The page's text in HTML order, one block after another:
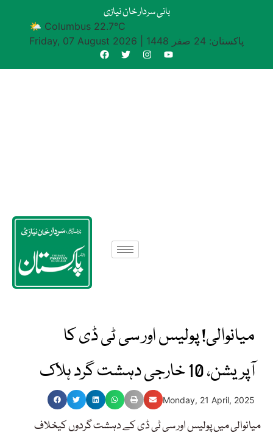
بانی سردار خان نیازی
🌤 Columbus 22.7°C
Friday, 07 August 2026
پاکستان: 24 صفر 1448
میانوالی! پولیس اور سی ٹی ڈی کا
آپریشن، 10 خارجی دہشت گرد ہلاک
Monday, 21 April, 2025
میانوالی میں پولیس اور سی ٹی ڈی کے دہشت گردوں کیخلاف